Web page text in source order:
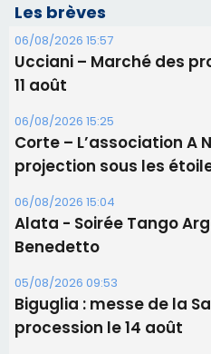
Alata - Soirée Tango
Benedetto
05/08/2026 09:53
Biguglia : messe de la
procession le 14 août
31/07/2026 08:24
Tennis - Début ce week-
RCPV
31/07/2026 08:22
82ème anniversaire de
Commandant Antoine